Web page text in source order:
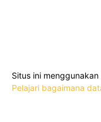
Situs ini
Pelajari bagaimana